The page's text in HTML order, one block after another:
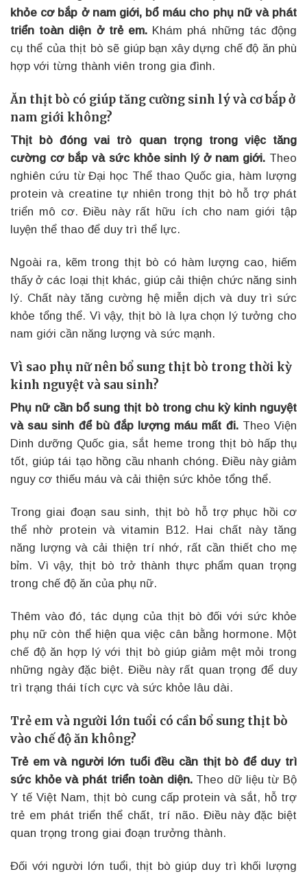
khỏe cơ bắp ở nam giới, bổ máu cho phụ nữ và phát
triển toàn diện ở trẻ em. Khám phá những tác động
cụ thể của thịt bò sẽ giúp bạn xây dựng chế độ ăn phù
hợp với từng thành viên trong gia đình.
Ăn thịt bò có giúp tăng cường sinh lý và cơ bắp ở
nam giới không?
Thịt bò đóng vai trò quan trọng trong việc tăng
cường cơ bắp và sức khỏe sinh lý ở nam giới. Theo
nghiên cứu từ Đại học Thể thao Quốc gia, hàm lượng
protein và creatine tự nhiên trong thịt bò hỗ trợ phát
triển mô cơ. Điều này rất hữu ích cho nam giới tập
luyện thể thao để duy trì thể lực.
Ngoài ra, kẽm trong thịt bò có hàm lượng cao, hiếm
thấy ở các loại thịt khác, giúp cải thiện chức năng sinh
lý. Chất này tăng cường hệ miễn dịch và duy trì sức
khỏe tổng thể. Vì vậy, thịt bò là lựa chọn lý tưởng cho
nam giới cần năng lượng và sức mạnh.
Vì sao phụ nữ nên bổ sung thịt bò trong thời kỳ
kinh nguyệt và sau sinh?
Phụ nữ cần bổ sung thịt bò trong chu kỳ kinh nguyệt
và sau sinh để bù đắp lượng máu mất đi.Theo Viện
Dinh dưỡng Quốc gia, sắt heme trong thịt bò hấp thụ
tốt, giúp tái tạo hồng cầu nhanh chóng. Điều này giảm
nguy cơ thiếu máu và cải thiện sức khỏe tổng thể.
Trong giai đoạn sau sinh, thịt bò hỗ trợ phục hồi cơ
thể nhờ protein và vitamin B12. Hai chất này tăng
năng lượng và cải thiện trí nhớ, rất cần thiết cho mẹ
bỉm. Vì vậy, thịt bò trở thành thực phẩm quan trọng
trong chế độ ăn của phụ nữ.
Thêm vào đó, tác dụng của thịt bò đối với sức khỏe
phụ nữ còn thể hiện qua việc cân bằng hormone. Một
chế độ ăn hợp lý với thịt bò giúp giảm mệt mỏi trong
những ngày đặc biệt. Điều này rất quan trọng để duy
trì trạng thái tích cực và sức khỏe lâu dài.
Trẻ em và người lớn tuổi có cần bổ sung thịt bò
vào chế độ ăn không?
Trẻ em và người lớn tuổi đều cần thịt bò để duy trì
sức khỏe và phát triển toàn diện.Theo dữ liệu từ Bộ
Y tế Việt Nam, thịt bò cung cấp protein và sắt, hỗ trợ
trẻ em phát triển thể chất, trí não. Điều này đặc biệt
quan trọng trong giai đoạn trưởng thành.
Đối với người lớn tuổi, thịt bò giúp duy trì khối lượng